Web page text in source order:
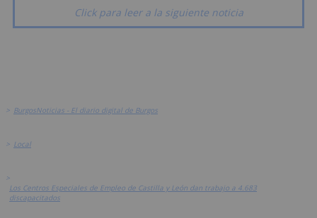
Click para leer a la siguiente noticia
> BurgosNoticias - El diario digital de Burgos
> Local
>
Los Centros Especiales de Empleo de Castilla y León dan trabajo a 4.683
discapacitados